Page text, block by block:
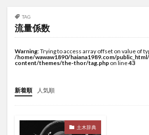
TAG
流量係数
Warning: Trying to access array offset on value of
/home/wawaw1890/haiana1989.com/
content/themes/the-thor/tag.php on line43
新着順 人気順
土木辞典